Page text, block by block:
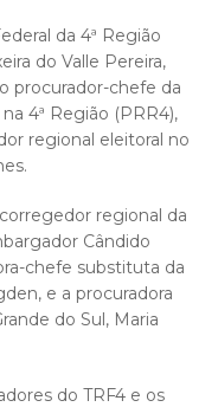
da 4ª Região
do Valle Pereira,
procurador-chefe da
4ª Região (PRR4),
regional eleitoral no
regional da
Cândido
chefe substituta da
e a procuradora
do Sul, Maria
do TRF4 e os